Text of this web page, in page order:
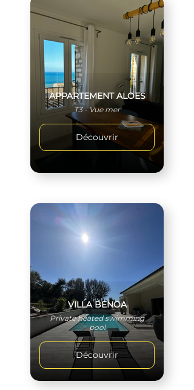
APPARTEMENT ALOES
T3 - Vue mer
Découvrir
VILLA BENOA
Private heated swimming
pool
Découvrir